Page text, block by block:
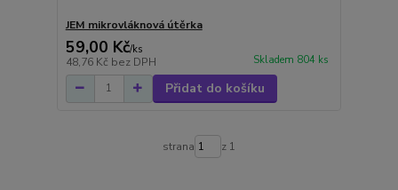
JEM mikrovláknová útěrka
59,00 Kč/ks
48,76 Kč bez DPH Skladem 804 ks
Přidat do košíku
strana z 1